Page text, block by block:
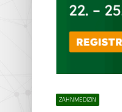
ZAHNMEDIZIN